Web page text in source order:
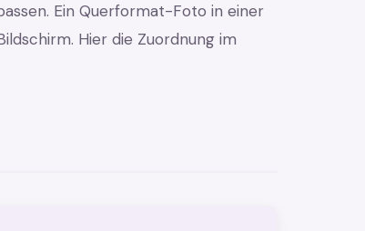
Ein Querformat-Foto in einer
Hier die Zuordnung im